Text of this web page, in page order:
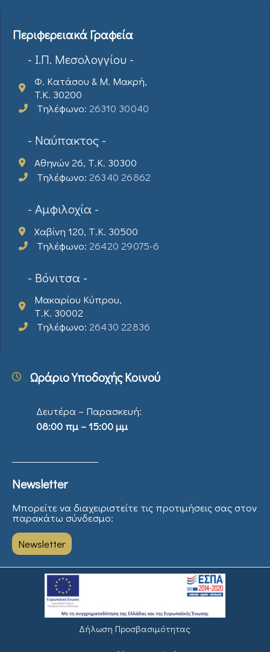
Περιφερειακά Γραφεία
- Ι.Π. Μεσολογγίου -
Φ. Κατάσου & Μ. Μακρή,
T.K. 30200
Τηλέφωνο: 26310 30040
- Ναύπακτος -
Αθηνών 26, Τ.Κ. 30300
Τηλέφωνο: 26340 26862
- Αμφιλοχία -
Χαβίνη 120, Τ.Κ. 30500
Τηλέφωνο: 26420 29075-6
- Βόνιτσα -
Μακαρίου Κύπρου,
Τ.Κ. 30002
Τηλέφωνο: 26430 22836
Ωράριο Υποδοχής Κοινού
Δευτέρα – Παρασκευή:
08:00 πμ – 15:00 μμ
Newsletter
Μπορείτε να διαχειριστείτε τις προτιμήσεις σας στον
παρακάτω σύνδεσμο:
Newsletter
Δήλωση Προσβασιμότητας